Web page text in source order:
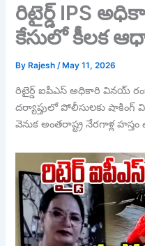
రిటైర్డ్ IPS
కేసులో కీలక
By Rajesh/ May 11, 2026
రిటైర్డ్ ఐపీఎస్ అధికారి వినయ్
దర్యాప్తులో పోలీసులకు
వెనుక అంతరాష్ట్ర నేరగాళ్ల